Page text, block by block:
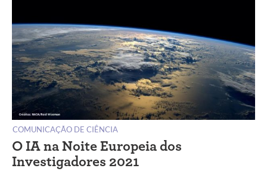
COMUNICAÇÃO DE CIÊNCIA
O IA na Noite Europeia dos
Investigadores 2021